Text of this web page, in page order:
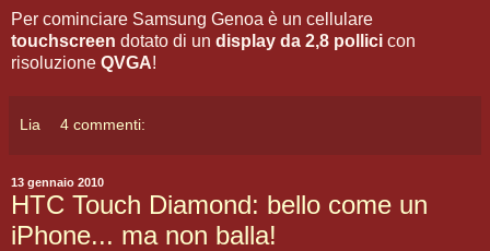
Per cominciare Samsung Genoa è un cellulare
touchscreen dotato di un display da 2,8 pollici con
risoluzione QVGA!
Lia 4 commenti:
13 gennaio 2010
HTC Touch Diamond: bello come un
iPhone... ma non balla!